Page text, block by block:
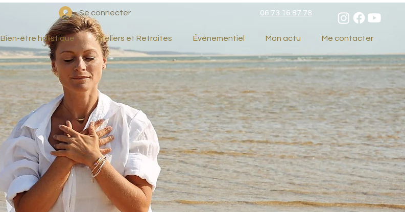
Bien-être holistique Ateliers et Retraites Évènementiel Mon actu Me contacter
Se connecter 06 73 16 87 78